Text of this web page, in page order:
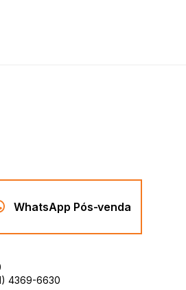
WhatsApp Pós-venda
4369-6630